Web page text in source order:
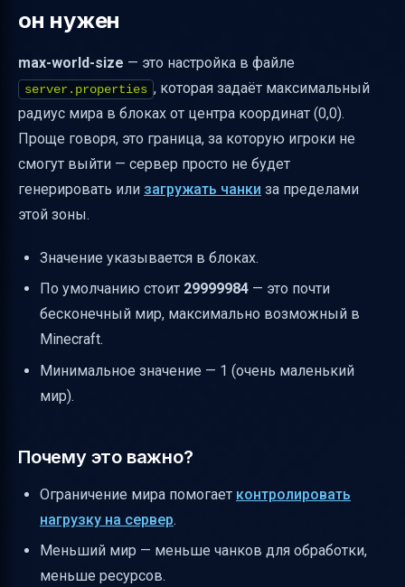
size и мира
Заключение
Полезные ссылки
он нужен
max-world-size — это настройка в файле
server.properties , которая задаёт максимальный
радиус мира в блоках от центра координат (0,0).
Проще говоря, это граница, за которую игроки не
смогут выйти — сервер просто не будет
генерировать или загружать чанки за пределами
этой зоны.
Значение указывается в блоках.
По умолчанию стоит 29999984 — это почти
бесконечный мир, максимально возможный в
Minecraft.
Минимальное значение — 1 (очень маленький
мир).
Почему это важно?
Ограничение мира помогает контролировать
нагрузку на сервер.
Меньший мир — меньше чанков для обработки,
меньше ресурсов.